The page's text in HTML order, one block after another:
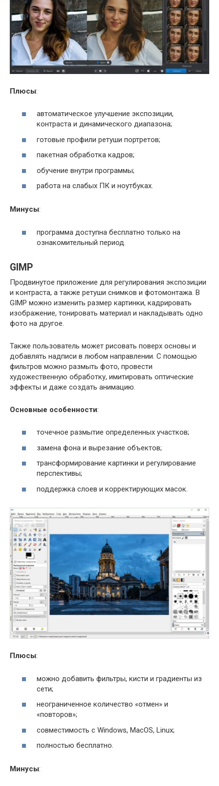
Плюсы:
автоматическое улучшение экспозиции,
контраста и динамического диапазона;
готовые профили ретуши портретов;
пакетная обработка кадров;
обучение внутри программы;
работа на слабых ПК и ноутбуках.
Минусы:
программа доступна бесплатно только на
ознакомительный период.
GIMP
Продвинутое приложение для регулирования экспозиции
и контраста, а также ретуши снимков и фотомонтажа. В
GIMP можно изменить размер картинки, кадрировать
изображение, тонировать материал и накладывать одно
фото на другое.
Также пользователь может рисовать поверх основы и
добавлять надписи в любом направлении. С помощью
фильтров можно размыть фото, провести
художественную обработку, имитировать оптические
эффекты и даже создать анимацию.
Основные особенности:
точечное размытие определенных участков;
замена фона и вырезание объектов;
трансформирование картинки и регулирование
перспективы;
поддержка слоев и корректирующих масок.
Плюсы:
можно добавить фильтры, кисти и градиенты из
сети;
неограниченное количество «отмен» и
«повторов»;
совместимость с Windows, MacOS, Linux;
полностью бесплатно.
Минусы: